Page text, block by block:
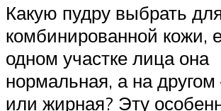
Какую пудру выбрать
комбинированной кожи,
одном участке лица она
нормальная, а на другом
или жирная? Эту